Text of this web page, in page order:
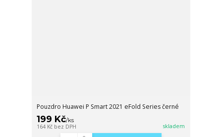
Pouzdro Huawei P Smart 2021 eFold Series černé
199 Kč/ks
164 Kč bez DPH skladem